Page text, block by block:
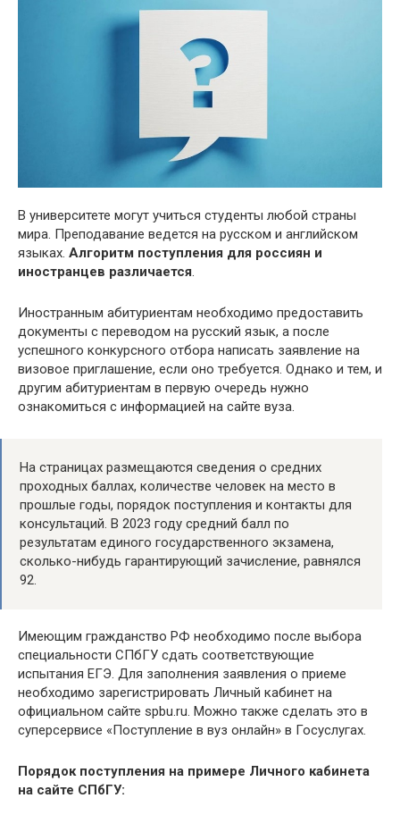
В университете могут учиться студенты любой страны
мира. Преподавание ведется на русском и английском
языках. Алгоритм поступления для россиян и
иностранцев различается.
Иностранным абитуриентам необходимо предоставить
документы с переводом на русский язык, а после
успешного конкурсного отбора написать заявление на
визовое приглашение, если оно требуется. Однако и тем, и
другим абитуриентам в первую очередь нужно
ознакомиться с информацией на сайте вуза.
На страницах размещаются сведения о средних
проходных баллах, количестве человек на место в
прошлые годы, порядок поступления и контакты для
консультаций. В 2023 году средний балл по
результатам единого государственного экзамена,
сколько-нибудь гарантирующий зачисление, равнялся
92.
Имеющим гражданство РФ необходимо после выбора
специальности СПбГУ сдать соответствующие
испытания ЕГЭ. Для заполнения заявления о приеме
необходимо зарегистрировать Личный кабинет на
официальном сайте spbu.ru. Можно также сделать это в
суперсервисе «Поступление в вуз онлайн» в Госуслугах.
Порядок поступления на примере Личного кабинета
на сайте СПбГУ: